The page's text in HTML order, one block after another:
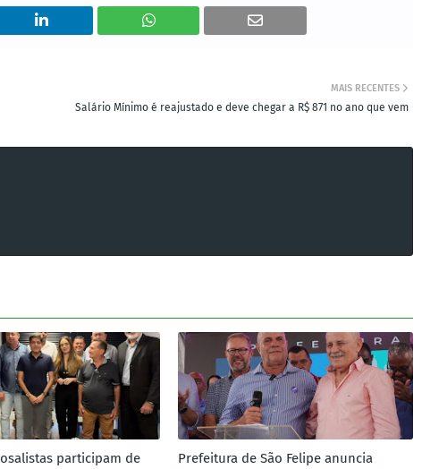
MAIS RECENTES
Salário Mínimo é reajustado e deve chegar a R$ 871 no ano que vem
participam de
Prefeitura de São Felipe anuncia